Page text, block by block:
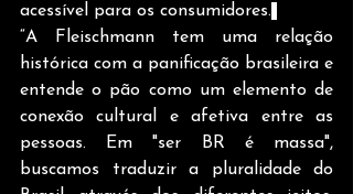
acessível para os consumidores.
“A Fleischmann tem uma relação
histórica com a panificação brasileira e
entende o pão como um elemento de
conexão cultural e afetiva entre as
pessoas. Em "ser BR é massa",
buscamos traduzir a pluralidade do